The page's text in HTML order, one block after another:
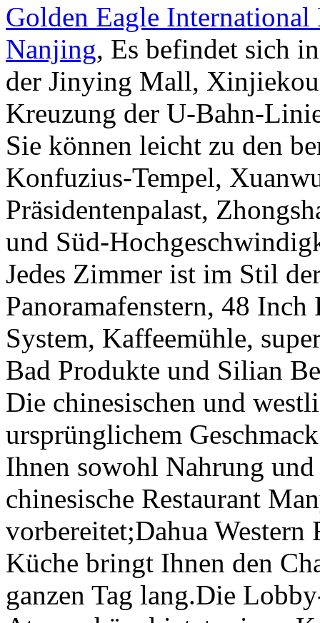
Golden Eagle International
Nanjing, Es befindet sich
der Jinying Mall,
Kreuzung der U-Bahn-
Sie können leicht zu den
Konfuzius-Tempel,
Präsidentenpalast,
und Süd-
Jedes Zimmer ist im Stil
Panoramafenstern, 48
System, Kaffeemühle,
Bad Produkte und Silian
Die chinesischen und
ursprünglichem
Ihnen sowohl Nahrung und
chinesische Restaurant
vorbereitet;Dahua Western
Küche bringt Ihnen den
ganzen Tag lang.Die